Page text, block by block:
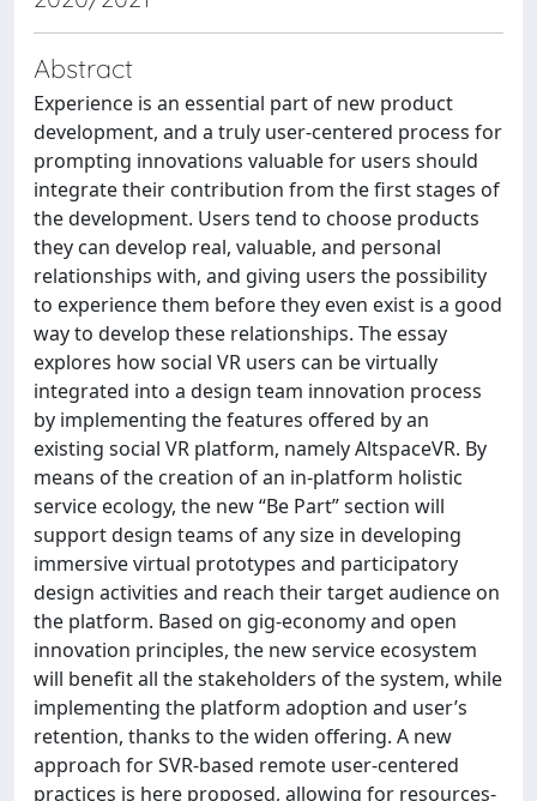
Abstract
Experience is an essential part of new product
development, and a truly user-centered process for
prompting innovations valuable for users should
integrate their contribution from the first stages of
the development. Users tend to choose products
they can develop real, valuable, and personal
relationships with, and giving users the possibility
to experience them before they even exist is a good
way to develop these relationships. The essay
explores how social VR users can be virtually
integrated into a design team innovation process
by implementing the features offered by an
existing social VR platform, namely AltspaceVR. By
means of the creation of an in-platform holistic
service ecology, the new “Be Part” section will
support design teams of any size in developing
immersive virtual prototypes and participatory
design activities and reach their target audience on
the platform. Based on gig-economy and open
innovation principles, the new service ecosystem
will benefit all the stakeholders of the system, while
implementing the platform adoption and user’s
retention, thanks to the widen offering. A new
approach for SVR-based remote user-centered
practices is here proposed, allowing for resources-